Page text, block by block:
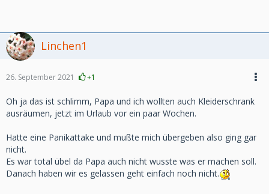
Linchen1
26. September 2021 +1
Oh ja das ist schlimm, Papa und ich wollten auch Kleiderschrank
ausräumen, jetzt im Urlaub vor ein paar Wochen.
Hatte eine Panikattake und mußte mich übergeben also ging gar
nicht.
Es war total übel da Papa auch nicht wusste was er machen soll.
Danach haben wir es gelassen geht einfach noch nicht.